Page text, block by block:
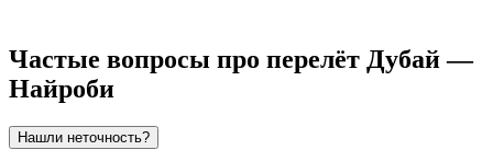
Частые вопросы про перелёт Дубай —
Найроби
Нашли неточность?